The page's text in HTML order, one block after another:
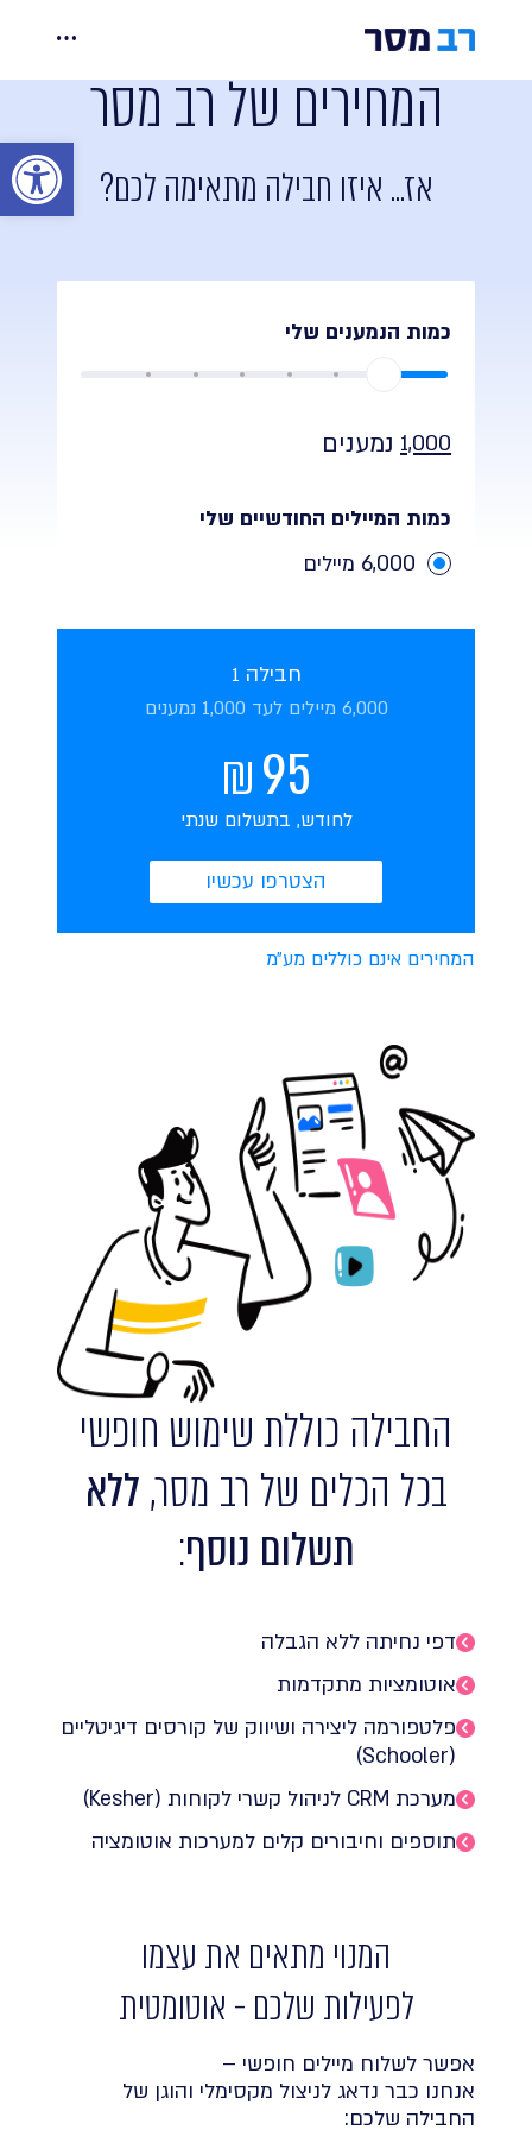
פתח
content
מחירים
אינטגרציות
קורסים ומידע
צרו קשר
המחירים של רב מסר
אז... איזו חבילה מתאימה לכם?
כמות הנמענים שלי
1,000 נמענים
כמות המיילים החודשיים שלי
6,000 מיילים
חבילה 1
6,000 מיילים
לעד 1,000 נמענים
95
לחודש, בתשלום שנתי
הצטרפו עכשיו
המחירים אינם כוללים מע״מ
החבילה כוללת שימוש חופשי
בכל הכלים של רב מסר,ללא
תשלום נוסף:
דפי נחיתה ללא הגבלה
אוטומציות מתקדמות
פלטפורמה ליצירה ושיווק של קורסים דיגיטליים
(Schooler)
מערכת CRM לניהול קשרי לקוחות (Kesher)
תוספים וחיבורים קלים למערכות אוטומציה
המנוי מתאים את עצמו
לפעילות שלכם - אוטומטית
אפשר לשלוח מיילים חופשי –
אנחנו כבר נדאג לניצול מקסימלי והוגן של
החבילה שלכם: